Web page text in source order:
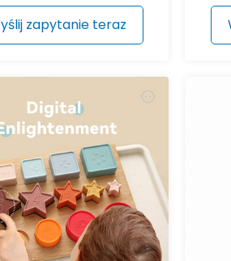
zapytanie teraz